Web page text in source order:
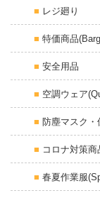
レジ廻り
特価商品
安全用品
空調ウェア
防塵マスク・
コロナ対策
春夏作業服